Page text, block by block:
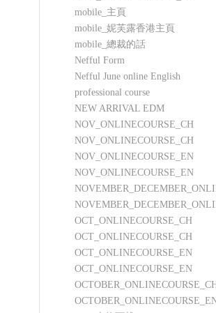
mobile_主頁
mobile_妮芙露香港主頁
mobile_總裁的話
Nefful Form
Nefful June online English
professional course
NEW ARRIVAL EDM
NOV_ONLINECOURSE_CH
NOV_ONLINECOURSE_CH
NOV_ONLINECOURSE_EN
NOV_ONLINECOURSE_EN
OCT_ONLINECOURSE_CH
OCT_ONLINECOURSE_CH
OCT_ONLINECOURSE_EN
OCT_ONLINECOURSE_EN